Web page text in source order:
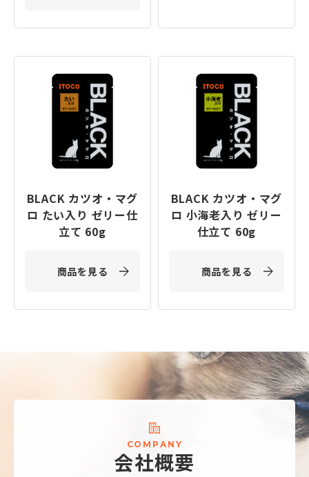
BLACK カツオ・マグ
ロ たい入り ゼリー仕
立て 60g
商品を見る
BLACK カツオ・マグ
ロ 小海老入り ゼリー
仕立て 60g
商品を見る
CO M P AN Y
会社概要